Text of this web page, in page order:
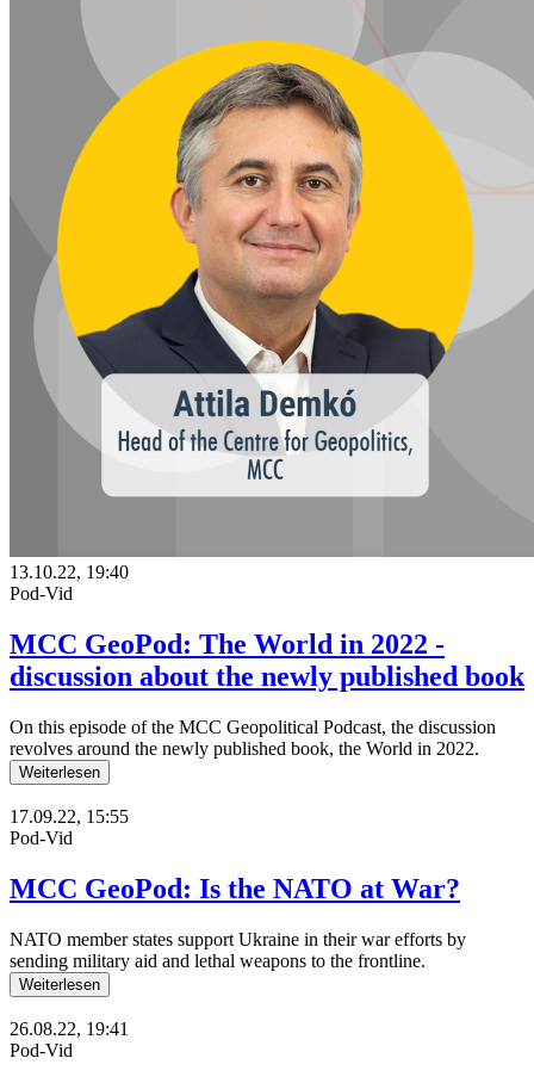
13.10.22, 19:40
Pod-Vid
MCC GeoPod: The World in 2022 -
discussion about the newly published book
On this episode of the MCC Geopolitical Podcast, the discussion
revolves around the newly published book, the World in 2022.
Weiterlesen
17.09.22, 15:55
Pod-Vid
MCC GeoPod: Is the NATO at War?
NATO member states support Ukraine in their war efforts by
sending military aid and lethal weapons to the frontline.
Weiterlesen
26.08.22, 19:41
Pod-Vid